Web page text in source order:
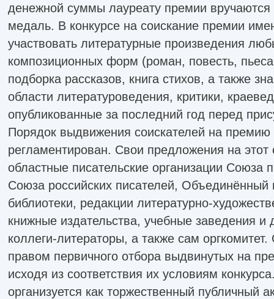
денежной суммы лауреату премии
медаль. В конкурсе на соискание премии
участвовать литературные произведения
композиционных форм (роман, повесть,
подборка рассказов, книга стихов, а также
области литературоведения, критики,
опубликованные за последний год перед
Порядок выдвижения соискателей на
регламентирован. Свои предложения на этот
областные писательские организации Союза
Союза российских писателей, Объединённый
библиотеки, редакции литературно-
книжные издательства, учебные заведения и
коллеги-литераторы, а также сам
правом первичного отбора выдвинутых на
исходя из соответствия их условиям
организуется как торжественный публичный